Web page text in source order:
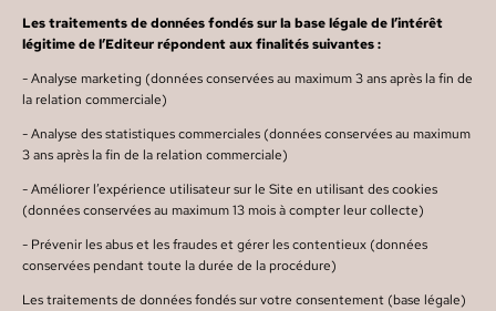
Les traitements de données fondés sur la base légale de l’intérêt
légitime de l’Editeur répondent aux finalités suivantes :
- Analyse marketing (données conservées au maximum 3 ans après la fin de
la relation commerciale)
- Analyse des statistiques commerciales (données conservées au maximum
3 ans après la fin de la relation commerciale)
- Améliorer l’expérience utilisateur sur le Site en utilisant des cookies
(données conservées au maximum 13 mois à compter leur collecte)
- Prévenir les abus et les fraudes et gérer les contentieux (données
conservées pendant toute la durée de la procédure)
Les traitements de données fondés sur votre consentement (base légale)